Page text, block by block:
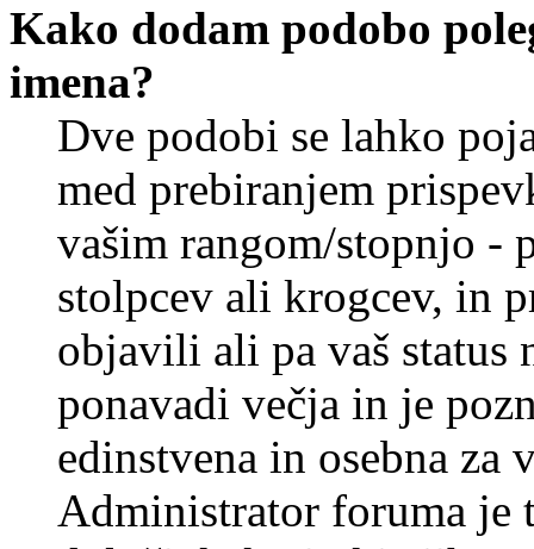
Kako dodam podobo
imena?
Dve podobi se lahko
med prebiranjem
vašim rangom/stopnjo -
stolpcev ali krogcev, in
objavili ali pa vaš status
ponavadi večja in je
edinstvena in osebna za
Administrator foruma je